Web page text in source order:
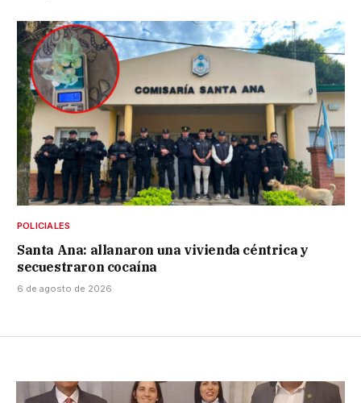
POLICIALES
Santa Ana: allanaron una vivienda céntrica y
secuestraron cocaína
6 de agosto de 2026